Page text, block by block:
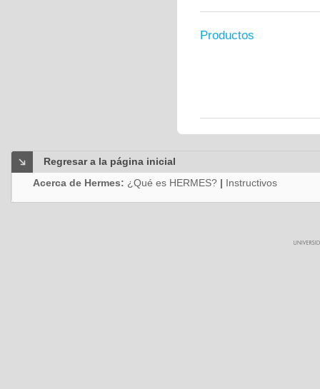
Productos
Regresar a la página inicial
Acerca de Hermes: ¿Qué es HERMES? | Instructivos